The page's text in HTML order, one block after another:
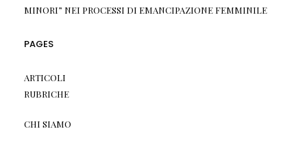
MINORI” NEI PROCESSI DI EMANCIPAZIONE FEMMINILE
PAGES
ARTICOLI
RUBRICHE
CHI SIAMO